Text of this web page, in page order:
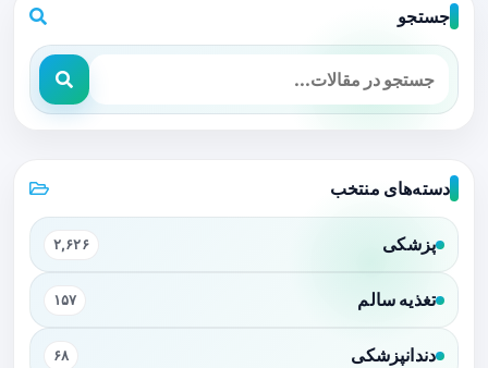
جستجو
دسته‌های منتخب
پزشکی ۲,۶۲۶
تغذیه سالم ۱۵۷
دندانپزشکی ۶۸